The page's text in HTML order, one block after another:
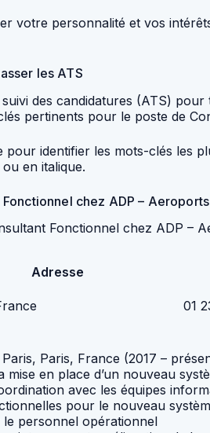
votre personnalité et vos
les ATS
des candidatures (ATS)
pertinents pour le poste de
pour identifier les mots-clés
en italique.
chez ADP –
Fonctionnel chez ADP –
Adresse
01
Paris, France (2017 –
en place d’un nouveau
avec les équipes
pour le nouveau
le personnel opérationnel